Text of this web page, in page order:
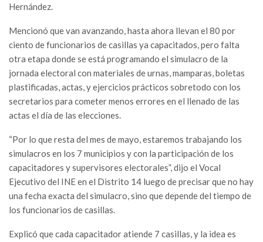
Hernández.
Mencionó que van avanzando, hasta ahora llevan el 80 por
ciento de funcionarios de casillas ya capacitados, pero falta
otra etapa donde se está programando el simulacro de la
jornada electoral con materiales de urnas, mamparas, boletas
plastificadas, actas, y ejercicios prácticos sobretodo con los
secretarios para cometer menos errores en el llenado de las
actas el día de las elecciones.
“Por lo que resta del mes de mayo, estaremos trabajando los
simulacros en los 7 municipios y con la participación de los
capacitadores y supervisores electorales”, dijo el Vocal
Ejecutivo del INE en el Distrito 14 luego de precisar que no hay
una fecha exacta del simulacro, sino que depende del tiempo de
los funcionarios de casillas.
Explicó que cada capacitador atiende 7 casillas, y la idea es